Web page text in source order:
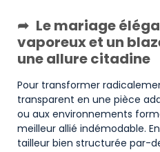
Le mariage
vaporeux et un
une allure citadine
Pour transformer
transparent en une pièce
ou aux environnements
meilleur allié indémodable.
tailleur bien structurée par-